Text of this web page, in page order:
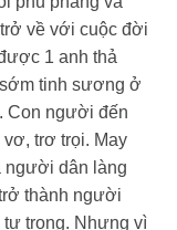
về với cuộc đời
1 anh thả
tinh sương ở
Con người đến
trơ trọi. May
người dân làng
thành người
trọng. Nhưng vì